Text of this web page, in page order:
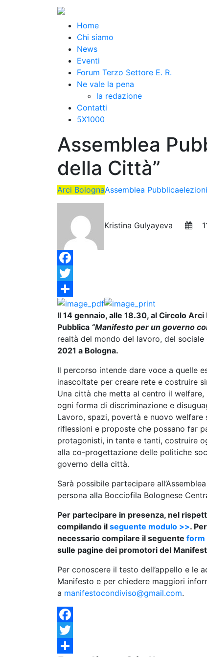
Home
Chi siamo
News
Eventi
Forum Terzo Settore E. R.
Ne vale la pena
la redazione
Contatti
5X1000
Assemblea
della Città”
Arci BolognaAssemblea Pubblica
Kristina Gulyayeva
Facebook
Twitter
Condividi
Il 14 gennaio, alle 18.30, al Circolo
Pubblica “Manifesto per un governo
realtà del mondo del lavoro, del sociale
2021 a Bologna.
Il percorso intende dare voce a quelle
inascoltate per creare rete e costruire
Una città che metta al centro il
ogni forma di discriminazione e
Lavoro, spazi, povertà e nuovo
riflessioni e proposte che possano far
protagonisti, in tante e tanti, costruire
alla co-progettazione delle politiche
governo della città.
Sarà possibile partecipare
persona alla Bocciofila Bolognese
Per partecipare in presenza, nel
compilando il seguente modulo >>.
necessario compilare il seguente form
sulle pagine dei promotori del
Per conoscere il testo dell’appello e le
Manifesto e per chiedere maggiori
a manifestocondiviso@gmail.com.
Facebook
Twitter